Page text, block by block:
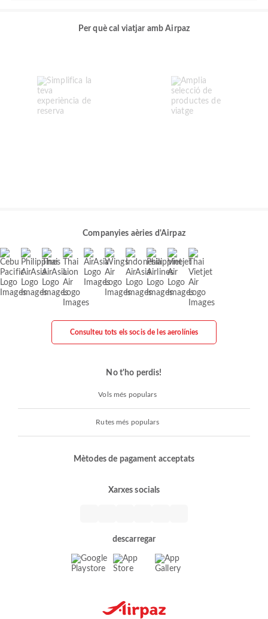
Per què cal viatjar amb Airpaz
Companyies aèries d'Airpaz
Consulteu tots els socis de les aerolínies
No t'ho perdis!
Vols més populars
Rutes més populars
Mètodes de pagament acceptats
Xarxes socials
descarregar